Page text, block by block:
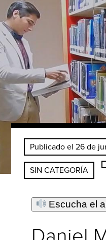
Publicado el 26 de
SIN CATEGORÍA
Escucha el